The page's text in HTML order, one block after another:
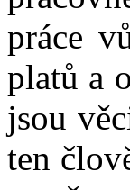
práce
platů a
jsou
ten